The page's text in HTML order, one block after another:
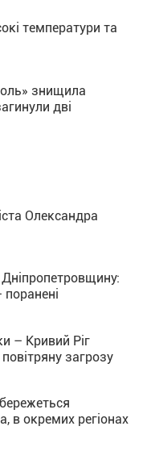
температури та
знищила
дві
Олександра
– Кривий Ріг
загрозу
в окремих регіонах